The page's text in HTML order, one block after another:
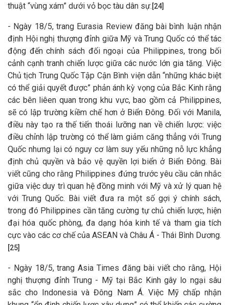
thuật “vùng xám” dưới vỏ bọc tàu dân sự. [24]
- Ngày 18/5, trang Eurasia Review đăng bài bình luận nhận
định Hội nghị thượng đỉnh giữa Mỹ và Trung Quốc có thể tác
động đến chính sách đối ngoại của Philippines, trong bối
cảnh cạnh tranh chiến lược giữa các nước lớn gia tăng. Việc
Chủ tịch Trung Quốc Tập Cận Bình viện dẫn “những khác biệt
có thể giải quyết được” phản ánh kỳ vọng của Bắc Kinh rằng
các bên liêen quan trong khu vực, bao gồm cả Philippines,
sẽ có lập trường kiềm chế hơn ở Biển Đông. Đối với Manila,
điều này tạo ra thế tiến thoái lưỡng nan về chiến lược: việc
điều chỉnh lập trường có thể làm giảm căng thẳng với Trung
Quốc nhưng lại có nguy cơ làm suy yếu những nỗ lực khẳng
định chủ quyền và bảo vệ quyền lợi biển ở Biển Đông. Bài
viết cũng cho rằng Philippines đứng trước yêu cầu cân nhắc
giữa việc duy trì quan hệ đồng minh với Mỹ và xử lý quan hệ
với Trung Quốc. Bài viết đưa ra một số gợi ý chính sách,
trong đó Philippines cần tăng cường tự chủ chiến lược, hiện
đại hóa quốc phòng, đa dạng hóa kinh tế và tham gia tích
cực vào các cơ chế của ASEAN và Châu Á - Thái Bình Dương.
[25]
- Ngày 18/5, trang Asia Times đăng bài viết cho rằng, Hội
nghị thượng đỉnh Trung - Mỹ tại Bắc Kinh gây lo ngại sâu
sắc cho Indonesia và Đông Nam Á. Việc Mỹ chấp nhận